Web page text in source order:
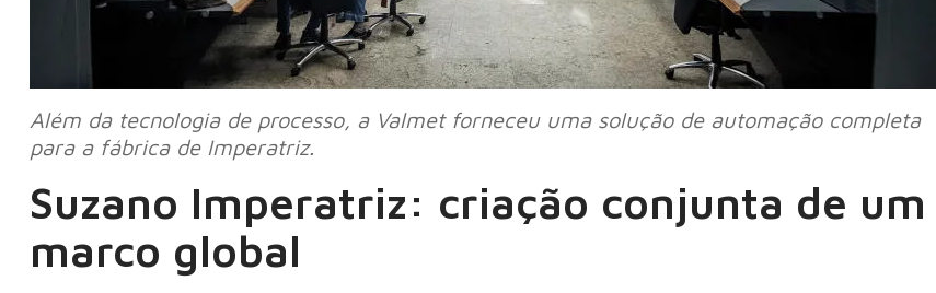
Além da tecnologia de processo, a Valmet forneceu uma solução de automação completa
para a fábrica de Imperatriz.
Suzano Imperatriz: criação conjunta de um
marco global